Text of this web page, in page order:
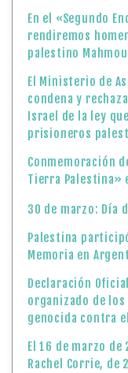
En el «Segundo
rendiremos
palestino
El Ministerio de
condena y
Israel de la ley
prisioneros
Conmemoración
Tierra Palestina»
30 de marzo: Día
Palestina
Memoria en
Declaración
organizado de
genocida contra
El 16 de marzo
Rachel Corrie, de